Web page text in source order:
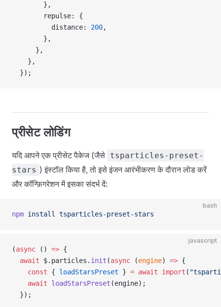
        },
        repulse: {
          distance:
200,
        },
      },
    },
  });
प्रीसेट लोडिंग
यदि आपने एक प्रीसेट पैकेज (जैसे tsparticles-preset-
stars ) इंस्टॉल किया है, तो इसे इंजन आरंभीकरण के दौरान लोड करें
और कॉन्फ़िगरेशन में इसका संदर्भ दें:
bash
npm install tsparticles-preset-stars
javascript
(async () => {
  await
$.particles. init (async (engine) => {
    const
{ loadStarsPreset } = await import (
    await
loadStarsPreset (engine);
  });